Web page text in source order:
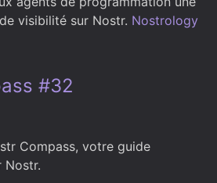
visibilité sur Nostr. Nostrology
#32
Compass, votre guide
Nostr.